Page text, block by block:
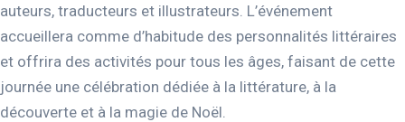
auteurs, traducteurs et illustrateurs. L’événement
accueillera comme d’habitude des personnalités littéraires
et offrira des activités pour tous les âges, faisant de cette
journée une célébration dédiée à la littérature, à la
découverte et à la magie de Noël.